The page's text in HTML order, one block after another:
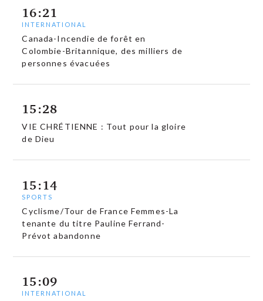
16:21
INTERNATIONAL
Canada-Incendie de forêt en
Colombie-Britannique, des milliers de
personnes évacuées
15:28
VIE CHRÉTIENNE : Tout pour la gloire
de Dieu
15:14
SPORTS
Cyclisme/Tour de France Femmes-La
tenante du titre Pauline Ferrand-
Prévot abandonne
15:09
INTERNATIONAL